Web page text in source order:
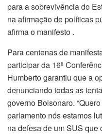
para a sobrevivência do
na afirmação de políticas
afirma o manifesto .
Para centenas de
participar da 16ª
Humberto garantiu que a
denunciando todas as
governo Bolsonaro.
parlamento nós estamos
na defesa de um SUS